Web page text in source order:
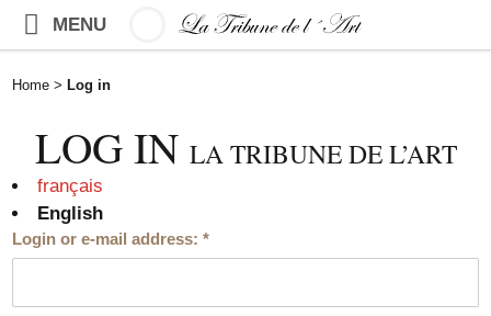
MENU
Home > Log in
LOG IN LA TRIBUNE DE L’ART
français
English
Login or e-mail address:*